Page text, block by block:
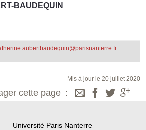
BAUDEQUIN
Mis à jour le 20 juillet 2020
cette page
Université Paris Nanterre